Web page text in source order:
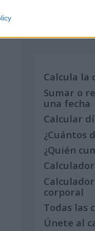
Calcula la
Sumar o
una fecha
Calcular
¿Cuántos
¿Quién
corporal
Todas las
Únete al